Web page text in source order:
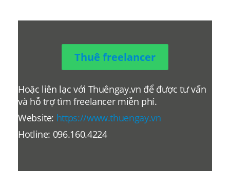
Thuê freelancer
Hoặc liên lạc với Thuêngay.vn để được tư vấn
và hỗ trợ tìm freelancer miễn phí.
Website: https://www.thuengay.vn
Hotline: 096.160.4224